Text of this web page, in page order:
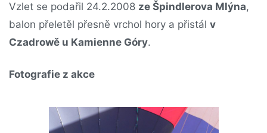
Vzlet se podařil 24.2.2008 ze Špindlerova Mlýna,
balon přeletěl přesně vrchol hory a přistál v
Czadrowě u Kamienne Góry.
Fotografie z akce